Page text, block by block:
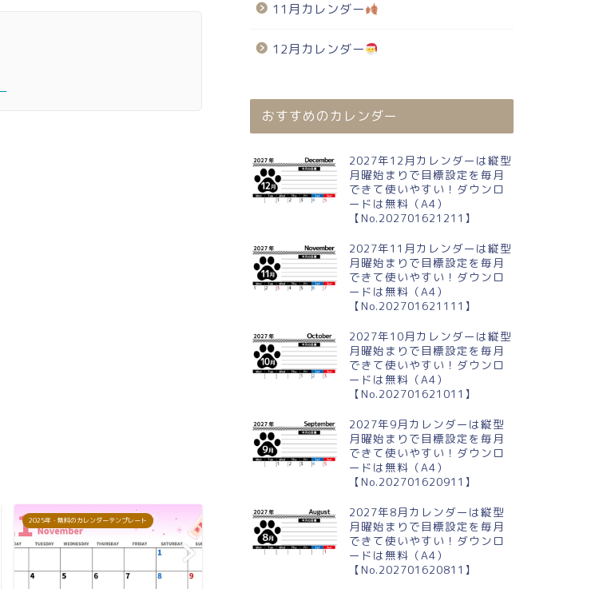
2025年・無料のカレンダーテンプレート 2025年・無料のカレンダーテンプレート 2025年・無料のカレンダーテンプレート
11月カレンダー
12月カレンダー
おすすめのカレンダー
2027年12月カレンダーは縦型
月曜始まりで目標設定を毎月
できて使いやすい！ダウンロ
ードは無料（A4）
【No.202701621211】
2027年11月カレンダーは縦型
月曜始まりで目標設定を毎月
できて使いやすい！ダウンロ
ードは無料（A4）
【No.202701621111】
2027年10月カレンダーは縦型
月曜始まりで目標設定を毎月
できて使いやすい！ダウンロ
ードは無料（A4）
【No.202701621011】
2027年9月カレンダーは縦型
月曜始まりで目標設定を毎月
できて使いやすい！ダウンロ
ードは無料（A4）
【No.202701620911】
2027年8月カレンダーは縦型
月曜始まりで目標設定を毎月
できて使いやすい！ダウンロ
ードは無料（A4）
【No.202701620811】